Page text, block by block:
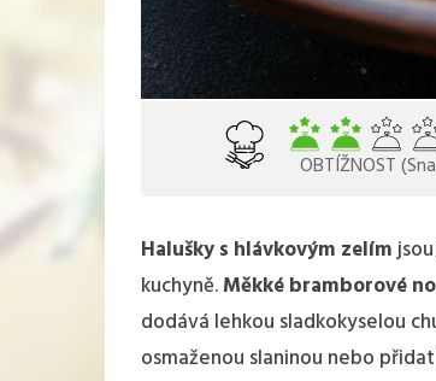
OBTÍŽNOST
Halušky s hlávkovým zelím
kuchyně.Měkké bramborové
dodává lehkou sladkokyselou
osmaženou slaninou nebo